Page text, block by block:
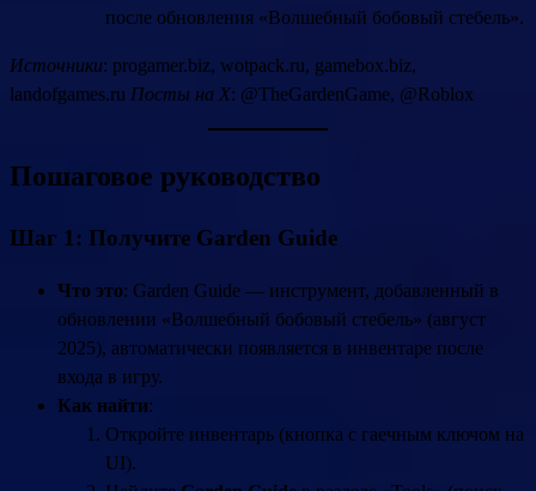
после обновления «Волшебный бобовый стебель».
Источники: progamer.biz, wotpack.ru, gamebox.biz,
landofgames.ru Посты на X: @TheGardenGame, @Roblox
Пошаговое руководство
Шаг 1: Получите Garden Guide
Что это: Garden Guide — инструмент, добавленный в
обновлении «Волшебный бобовый стебель» (август
2025), автоматически появляется в инвентаре после
входа в игру.
Как найти:
Откройте инвентарь (кнопка с гаечным ключом на
UI).